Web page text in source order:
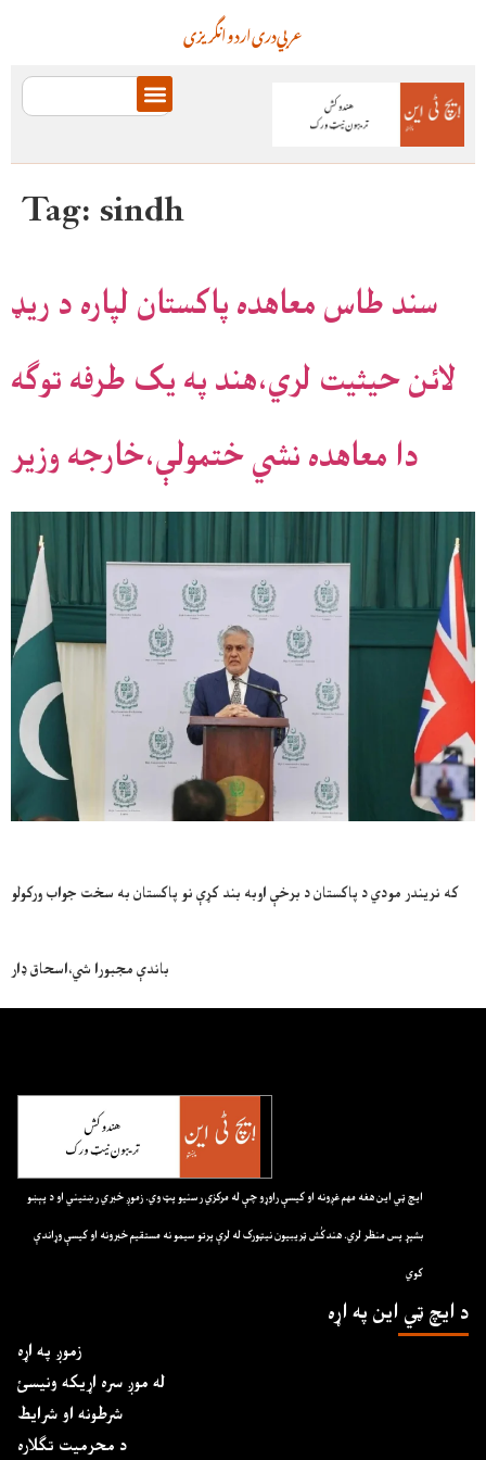
انگریزیاردودریعربي
Tag:sindh
سند طاس معاهده پاکستان لپاره د ريډ
لائن حيثيت لري،هند په يک طرفه توګه
دا معاهده نشي ختمولې،خارجه وزير
که نريندر مودي د پاکستان د برخې اوبه بند کړې نو پاکستان به سخت جواب ورکولو
باندې مجبورا شي،اسحاق ډار
ايچ ټي اين هغه مهم غږونه او کيسې راوړو چې له مرکزي رسنيو پټ وي. زموږ خبري رښتيني او د پېښو
بشپړ پس منظر لري. هندکُش ټريبيون نيټورک له لرې پرتو سيمو نه مستقيم خبرونه او کيسې وړاندې
کوي
د ايچ ټي اين په اړه
زموږ په اړه
له موږ سره اړیکه ونیسئ
شرطونه او شرایط
د محرمیت تګلاره